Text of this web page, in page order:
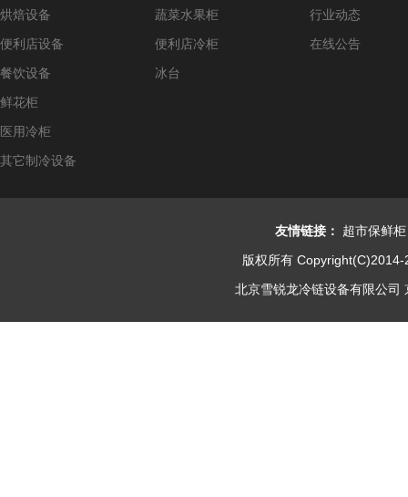
烘焙设备
便利店设备
餐饮设备
鲜花柜
医用冷柜
其它制冷设备
蔬菜水果柜
便利店冷柜
冰台
行业动态
在线公告
友情链接：
超市保鲜柜
版权所有
北京雪锐龙冷链设备有限公司